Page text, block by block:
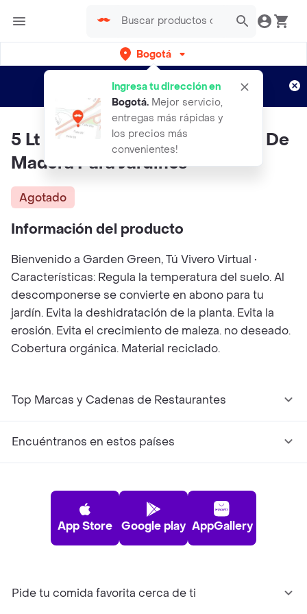
Bogotá
Ingresa tu dirección en
Bogotá. Mejor servicio,
entregas más rápidas y
los precios más
convenientes!
envíos gratis por semanas
Aplican TyC
5 Lt De Mulch Tapete Orgánico De
Madera Para Jardines
Agotado
Información del producto
Bienvenido a Garden Green, Tú Vivero Virtual •
Características: Regula la temperatura del suelo. Al
descomponerse se convierte en abono para tu
jardín. Evita la deshidratación de la planta. Evita la
erosión. Evita el crecimiento de maleza. no deseado.
Cobertura orgánica. Material reciclado.
Top Marcas y Cadenas de Restaurantes
Encuéntranos en estos países
App Store Google play AppGallery
Pide tu comida favorita cerca de ti